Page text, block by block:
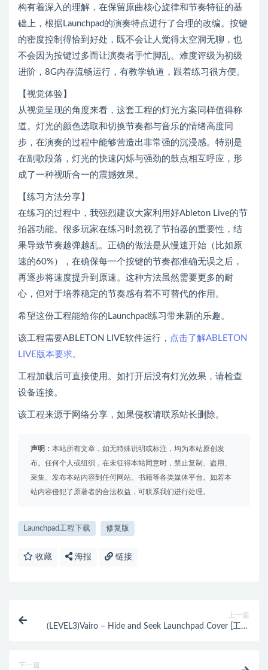
构有着深入的理解，在保留原曲核心旋律和节奏特征的基
础上，根据Launchpad的演奏特点进行了合理的改编。按键
的密度控制得恰到好处，既不会让人觉得太空洞无聊，也
不会因为按键过多而让演奏者手忙脚乱。难度评级为初级
进阶，8G内存流畅运行，有教学轨道，跟着练习很方便。
【视觉体验】
从视觉呈现的角度来看，这套工程的灯光方案同样值得称
道。灯光的颜色选取和切换节奏都与音乐的情绪高度同
步，在演奏的过程中能够营造出非常强的沉浸感。特别是
在副歌段落，灯光的快速闪烁与强劲的鼓点相互呼应，形
成了一种视听合一的震撼效果。
【练习方法分享】
在练习的过程中，我强烈建议大家利用好Ableton Live的节
拍器功能。很多玩家在练习时忽视了节拍器的重要性，结
果导致节奏越弹越乱。正确的做法是从慢速开始（比如原
速的60%），在确保每一个按键的节奏都准确无误之后，
再逐步将速度提升到原速。这种方法虽然需要更多的耐
心，但对于培养稳定的节奏感有着不可替代的作用。
希望这份工程能给你的Launchpad练习带来新的乐趣。
该工程需要ABLETON LIVE软件运行， 点击了解ABLETON
LIVE版本要求。
工程加载后可直接使用。如打开后没有灯光效果，请检查
设备连接。
该工程来源于网络分享，如果侵权请联系站长删除。
声明： 本站所有文章，如无特殊说明或标注，均为本站原创发
布。任何个人或组织，在未征得本站同意时，禁止复制、盗用、
采集、发布本站内容到任何网站、书籍等各类媒体平台。如若本
站内容侵犯了原著者的合法权益，可联系我们进行处理。
Launchpad工程下载 修复版
收藏 海报 链接
上一篇
(LEVEL3)Vairo – Hide and Seek Launchpad Cover [工程
下一篇